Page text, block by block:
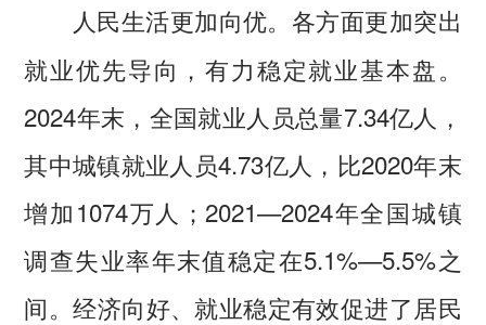
人民生活更加向优。 各方面更加突出
就业优先导向，有力稳定就业基本盘。
2024年末，全国就业人员总量7.34亿人，
其中城镇就业人员4.73亿人，比2020年末
增加1074万人；2021—2024年全国城镇
调查失业率年末值稳定在5.1%—5.5%之
间。经济向好、就业稳定有效促进了居民